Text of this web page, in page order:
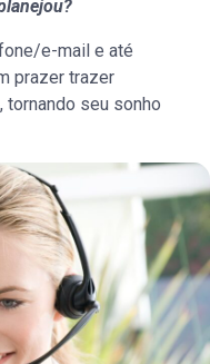
e-mail e até
prazer trazer
tornando seu sonho